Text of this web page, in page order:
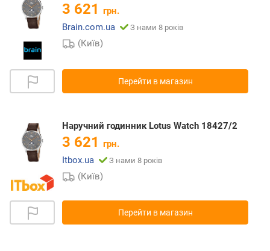
3 621 грн.
Brain.com.ua
З нами 8 років
(Київ)
Перейти в магазин
Наручний годинник Lotus Watch 18427/2
3 621 грн.
Itbox.ua
З нами 8 років
(Київ)
Перейти в магазин